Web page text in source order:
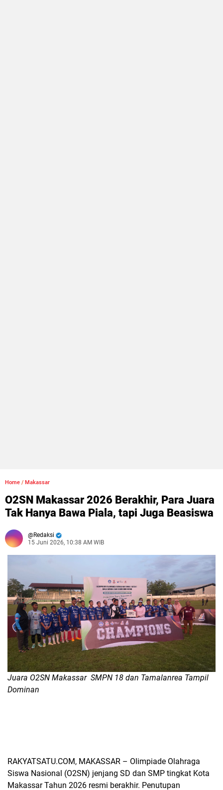
Home / Makassar
O2SN Makassar 2026 Berakhir, Para Juara
Tak Hanya Bawa Piala, tapi Juga Beasiswa
Redaksi
15 Juni 2026, 10:38 AM WIB
Juara O2SN Makassar SMPN 18 dan Tamalanrea Tampil
Dominan
RAKYATSATU.COM, MAKASSAR – Olimpiade Olahraga
Siswa Nasional (O2SN) jenjang SD dan SMP tingkat Kota
Makassar Tahun 2026 resmi berakhir. Penutupan